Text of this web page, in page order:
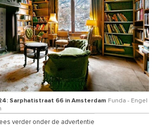
Sarphatistraat 66 in Amsterdam Funda - Engel
verder onder de advertentie